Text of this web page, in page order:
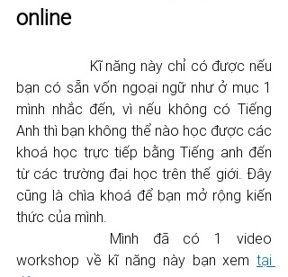
online
bạn có sẵn vốn ngoại ngữ như ở mục 1
mình nhắc đến, vì nếu không có Tiếng
Anh thì bạn không thể nào học được các
khoá học trực tiếp bằng Tiếng anh đến
từ các trường đại học trên thế giới. Đây
cũng là chìa khoá để bạn mở rộng kiến
thức của mình.
workshop về kĩ năng này bạn xem tại